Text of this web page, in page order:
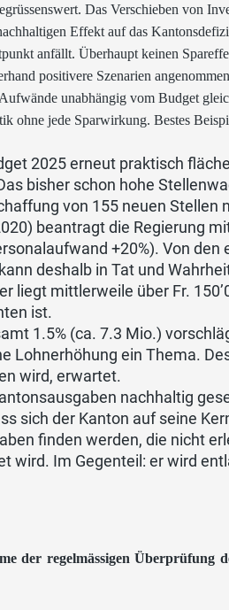
Das Verschieben von
Effekt auf das
anfällt. Überhaupt keinen
positivere Szenarien
unabhängig vom Budget
ohne jede Sparwirkung. Bestes
2025 erneut praktisch
bisher schon hohe
von 155 neuen Stellen
beantragt die Regierung
+20%). Von den
deshalb in Tat und
liegt mittlerweile über Fr.
ist.
1.5% (ca. 7.3 Mio.)
Lohnerhöhung ein Thema.
wird, erwartet.
nachhaltig
sich der Kanton auf seine
finden werden, die nicht
wird. Im Gegenteil: er wird
der regelmässigen Überprüfung